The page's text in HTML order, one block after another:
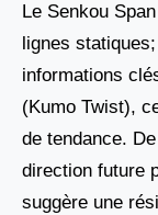
Le Senkou
lignes
informations
(Kumo Twist),
de tendance.
direction future
suggère une